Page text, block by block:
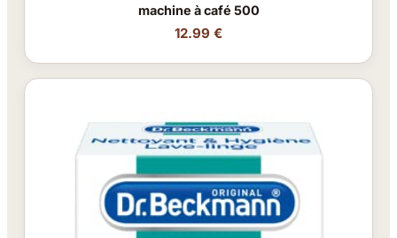
machine à café 500
12.99 €